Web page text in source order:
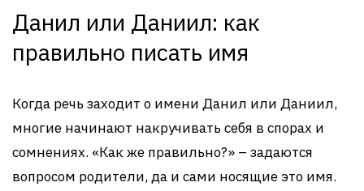
Данил или Даниил: как
правильно писать имя
Когда речь заходит о имени Данил или Даниил,
многие начинают накручивать себя в спорах и
сомнениях. «Как же правильно?» – задаются
вопросом родители, да и сами носящие это имя.